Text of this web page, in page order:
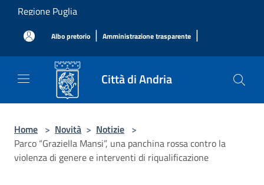
Salta al contenuto principale
Regione Puglia
Albo pretorio | Amministrazione trasparente |
Città di Andria
Home > Novità > Notizie >
Parco “Graziella Mansi”, una panchina rossa contro la
violenza di genere e interventi di riqualificazione